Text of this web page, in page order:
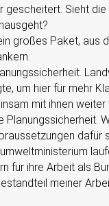
Sieht
großes Paket, aus
um hier für mehr
mit ihnen
für ihre Arbeit als
meiner